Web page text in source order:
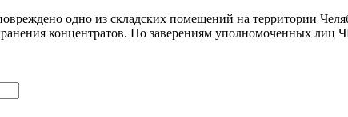
одно из складских помещений на территории
концентратов. По заверениям уполномоченных лиц